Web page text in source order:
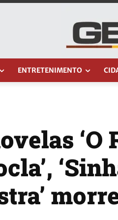
ENTRETENIMENTO
‘O